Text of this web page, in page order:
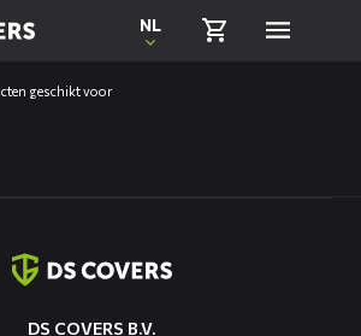
NL
geschikt voor
DS COVERS B.V.